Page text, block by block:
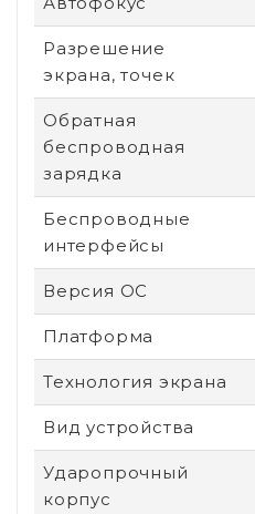
Разрешение
экрана, точек
Обратная
беспроводная
зарядка
Беспроводные
интерфейсы
Версия ОС
Платформа
Технология экрана
Вид устройства
Ударопрочный
корпус